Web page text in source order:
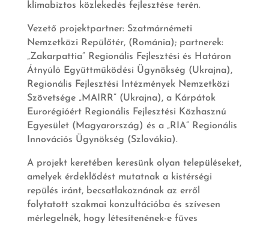
klímabiztos közlekedés fejlesztése terén.
Vezető projektpartner: Szatmárnémeti
Nemzetközi Repülőtér, (Románia); partnerek:
„Zakarpattia” Regionális Fejlesztési és Határon
Átnyúló Együttműködési Ügynökség (Ukrajna),
Regionális Fejlesztési Intézmények Nemzetközi
Szövetsége „MAIRR” (Ukrajna), a Kárpátok
Eurorégióért Regionális Fejlesztési Közhasznú
Egyesület (Magyarország) és a „RIA” Regionális
Innovációs Ügynökség (Szlovákia).
A projekt keretében keresünk olyan településeket,
amelyek érdeklődést mutatnak a kistérségi
repülés iránt, becsatlakoznának az erről
folytatott szakmai konzultációba és szívesen
mérlegelnék, hogy létesítenének-e füves